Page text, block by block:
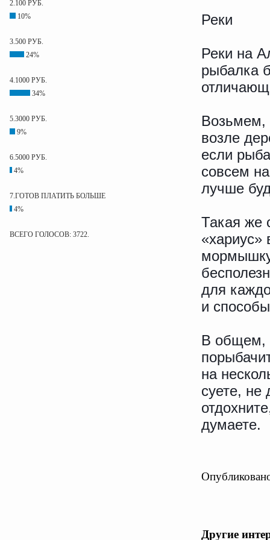
2.100 РУБ.
10%
3.500 РУБ.
24%
4.1000 РУБ.
34%
5.3000 РУБ.
9%
6.5000 РУБ.
4%
7.ГОТОВ ПЛАТИТЬ БОЛЬШЕ
4%
ВСЕГО ГОЛОСОВ: 3722.
Реки
Реки на
рыбалка
Возьмем,
возле
если
совсем
лучше
Такая же
«хариус»
для
и
В общем,
на
суете, не
думаете.
Другие